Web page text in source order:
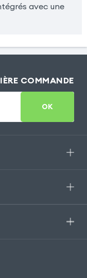
avec une
COMMANDE
OK